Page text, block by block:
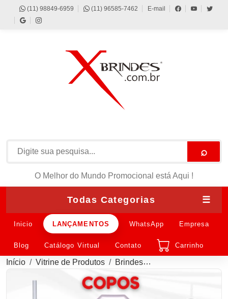
(11) 98849-6959 (11) 96585-7462 E-mail
⌕
O Melhor do Mundo Promocional está Aqui !
Todas Categorias ☰
Inicio LANÇAMENTOS WhatsApp Empresa
Blog Catálogo Virtual Contato Carrinho
Início Vitrine de Produtos Brindes